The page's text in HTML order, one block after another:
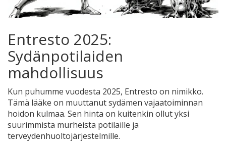
Entresto 2025:
Sydänpotilaiden
mahdollisuus
Kun puhumme vuodesta 2025, Entresto on nimikko.
Tämä lääke on muuttanut sydämen vajaatoiminnan
hoidon kulmaa. Sen hinta on kuitenkin ollut yksi
suurimmista murheista potilaille ja
terveydenhuoltojärjestelmille.